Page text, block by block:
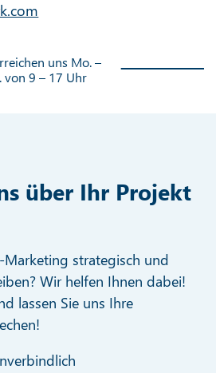
uns Mo. –
von 9 – 17 Uhr
über Ihr Projekt
strategisch und
Wir helfen Ihnen dabei!
lassen Sie uns Ihre